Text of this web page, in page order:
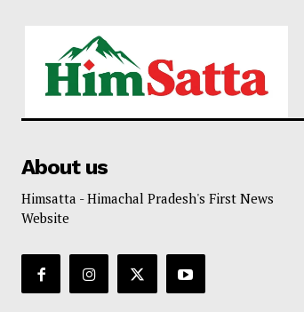
About us
Himsatta - Himachal Pradesh's First News
Website